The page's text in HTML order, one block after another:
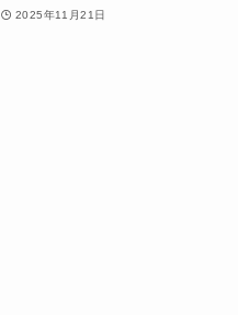
2025年11月21日